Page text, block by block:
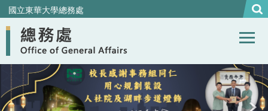
跳
到
主
內
容
區
國立東華大學總務處